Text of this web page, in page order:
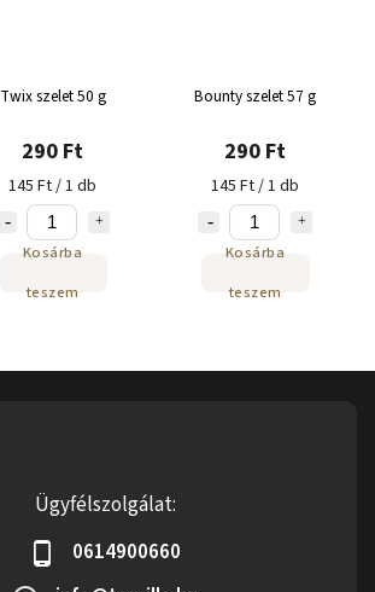
Twix szelet 50 g
290 Ft
145 Ft / 1 db
Kosárba
teszem
Bounty szelet 57 g
290 Ft
145 Ft / 1 db
Kosárba
teszem
Ügyfélszolgálat:
0614900660